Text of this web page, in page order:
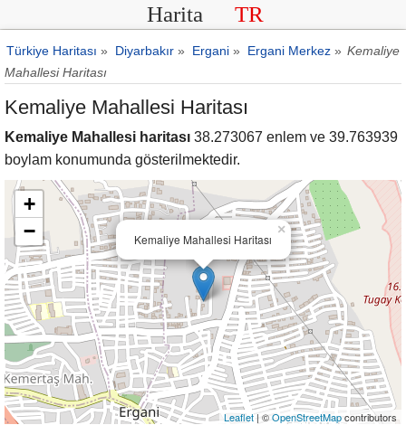
Harita TR
Türkiye Haritası » Diyarbakır » Ergani » Ergani Merkez » Kemaliye
Mahallesi Haritası
Kemaliye Mahallesi Haritası
Kemaliye Mahallesi haritası 38.273067 enlem ve 39.763939
boylam konumunda gösterilmektedir.
Kemaliye Mahallesi Haritası
×
+
−
Leaflet| ©OpenStreetMapcontributors